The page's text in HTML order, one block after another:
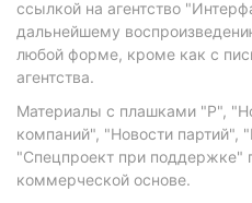
ссылкой на агентство
дальнейшему
любой форме, кроме как с
агентства.
Материалы с плашками "Р",
компаний", "Новости партий",
"Спецпроект при поддержке"
коммерческой основе.